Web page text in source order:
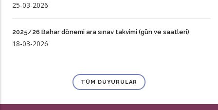
25-03-2026
2025/26 Bahar dönemi ara sınav takvimi (gün ve saatleri)
18-03-2026
TÜM DUYURULAR